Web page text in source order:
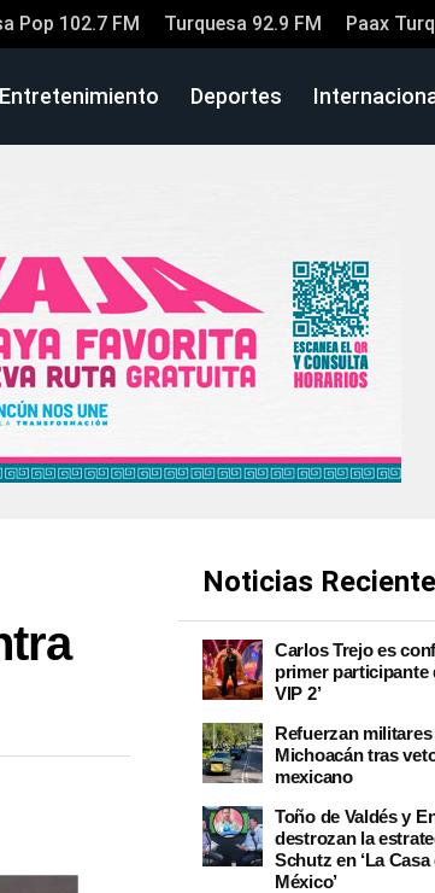
Pop 102.7 FM Turquesa 92.9 FM Paax
Entretenimiento Deportes
Noticias
Carlos Trejo es
primer participante
VIP 2’
Refuerzan
Michoacán tras
mexicano
Toño de Valdés y
destrozan la
Schutz en ‘La
México’